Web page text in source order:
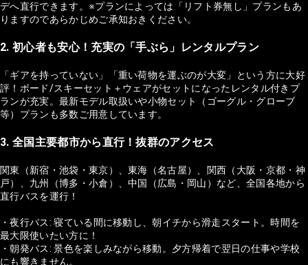
デへ直行できます。※プランによっては「リフト券無し」プランもあ
りますのであらかじめご承知おきください。
2. 初心者も安心！充実の「手ぶら」レンタルプラン
「ギアを持っていない」「重い荷物を運ぶのが大変」という方に大好
評！ボード/スキーセット＋ウェアがセットになったレンタル付きプ
ランが充実。最新モデル取扱いや小物セット（ゴーグル・グローブ
等）プランも多数ご用意しています。
3. 全国主要都市から直行！抜群のアクセス
関東（新宿・池袋・東京）、東海（名古屋）、関西（大阪・京都・神
戸）、九州（博多・小倉）、中国（広島・岡山）など、全国各地から
直行バスを運行！
・夜行バス: 寝ている間に移動し、朝イチから滑走スタート。時間を
最大限使いたい方に！
・朝発バス: 景色を楽しみながら移動。夕方帰着で翌日の仕事や学校
にも響きません。